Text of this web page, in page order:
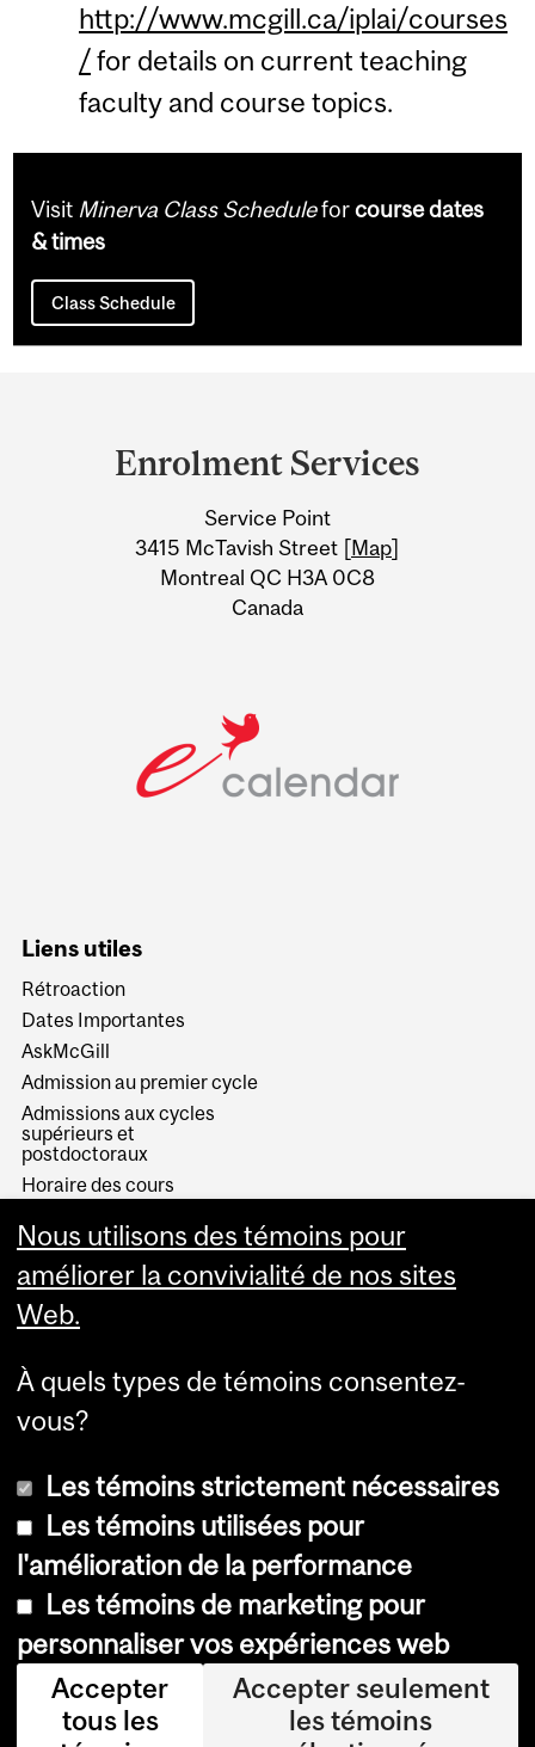
http://www.mcgill.ca/iplai/courses
/for details on current teaching
faculty and course topics.
Visit Minerva Class Scheduleforcourse dates
& times
Class Schedule
Information
Enrolment Services
Service Point
3415 McTavish Street [Map]
Montreal QC H3A 0C8
Canada
Liens utiles
Rétroaction
Dates Importantes
AskMcGill
Admission au premier cycle
Admissions aux cycles
supérieurs et
postdoctoraux
Horaire des cours
Services aux étudiants
© Université McGill, 2026
Accessibilité
Avis sur les témoins
Paramètres des témoins
Nous utilisons des témoins pour
améliorer la convivialité de nos sites
Web.
À quels types de témoins consentez-
vous?
Les témoins strictement nécessaires
Les témoins utilisées pour
l'amélioration de la performance
Les témoins de marketing pour
personnaliser vos expériences web
Accepter
tous les
Accepter seulement
les témoins